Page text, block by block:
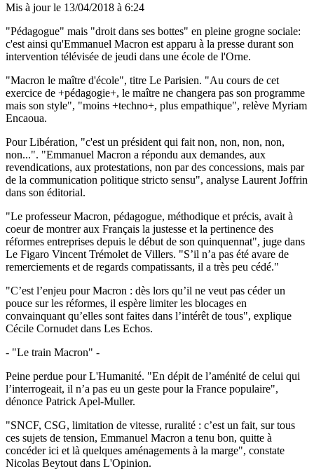
Mis à jour le 13/04/2018 à 6:24
"Pédagogue" mais "droit dans ses bottes" en pleine grogne sociale:
c'est ainsi qu'Emmanuel Macron est apparu à la presse durant son
intervention télévisée de jeudi dans une école de l'Orne.
"Macron le maître d'école", titre Le Parisien. "Au cours de cet
exercice de +pédagogie+, le maître ne changera pas son programme
mais son style", "moins +techno+, plus empathique", relève Myriam
Encaoua.
Pour Libération, "c'est un président qui fait non, non, non, non,
non...". "Emmanuel Macron a répondu aux demandes, aux
revendications, aux protestations, non par des concessions, mais par
de la communication politique stricto sensu", analyse Laurent Joffrin
dans son éditorial.
"Le professeur Macron, pédagogue, méthodique et précis, avait à
coeur de montrer aux Français la justesse et la pertinence des
réformes entreprises depuis le début de son quinquennat", juge dans
Le Figaro Vincent Trémolet de Villers. "S’il n’a pas été avare de
remerciements et de regards compatissants, il a très peu cédé."
"C’est l’enjeu pour Macron : dès lors qu’il ne veut pas céder un
pouce sur les réformes, il espère limiter les blocages en
convainquant qu’elles sont faites dans l’intérêt de tous", explique
Cécile Cornudet dans Les Echos.
- "Le train Macron" -
Peine perdue pour L'Humanité. "En dépit de l’aménité de celui qui
l’interrogeait, il n’a pas eu un geste pour la France populaire",
dénonce Patrick Apel-Muller.
"SNCF, CSG, limitation de vitesse, ruralité : c’est un fait, sur tous
ces sujets de tension, Emmanuel Macron a tenu bon, quitte à
concéder ici et là quelques aménagements à la marge", constate
Nicolas Beytout dans L'Opinion.